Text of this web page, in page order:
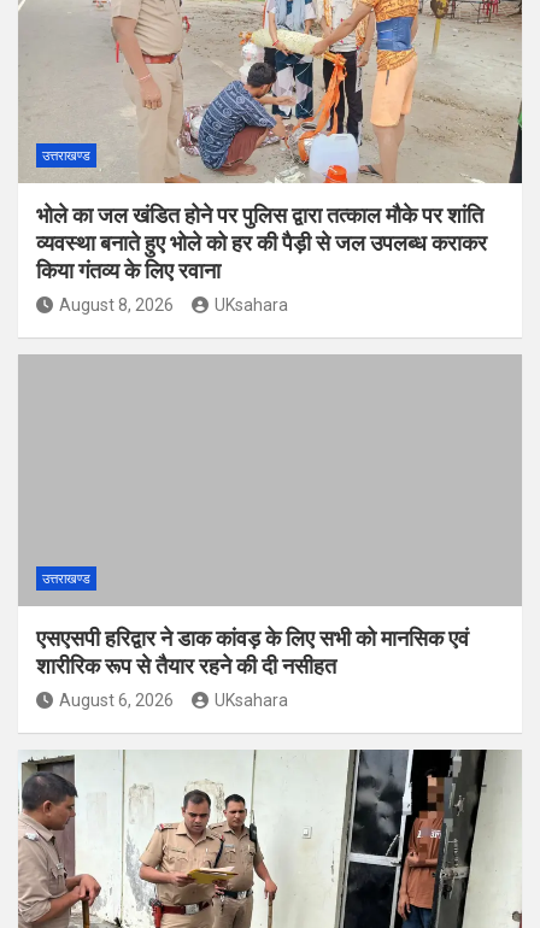
उत्तराखण्ड
भोले का जल खंडित होने पर पुलिस द्वारा तत्काल मौके पर शांति
व्यवस्था बनाते हुए भोले को हर की पैड़ी से जल उपलब्ध कराकर
किया गंतव्य के लिए रवाना
August 8, 2026 UKsahara
उत्तराखण्ड
एसएसपी हरिद्वार ने डाक कांवड़ के लिए सभी को मानसिक एवं
शारीरिक रूप से तैयार रहने की दी नसीहत
August 6, 2026 UKsahara